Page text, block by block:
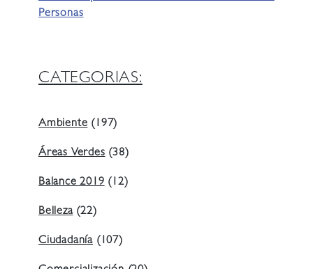
Personas
CATEGORIAS:
Ambiente(197)
Áreas Verdes(38)
Balance 2019(12)
Belleza(22)
Ciudadanía (107)